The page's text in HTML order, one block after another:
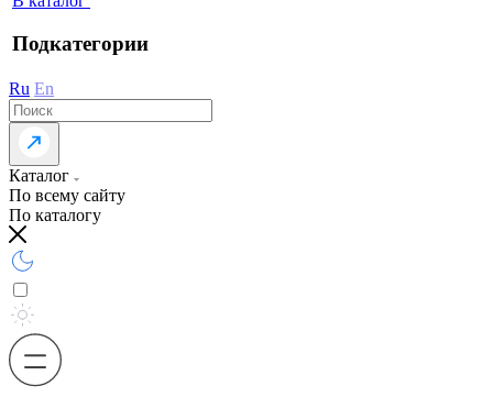
Подкатегории
Ru En
Каталог
По всему сайту
По каталогу